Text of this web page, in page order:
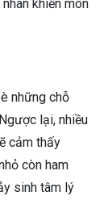
khiến môn
những chỗ
lại, nhiều
cảm thấy
còn ham
sinh tâm lý